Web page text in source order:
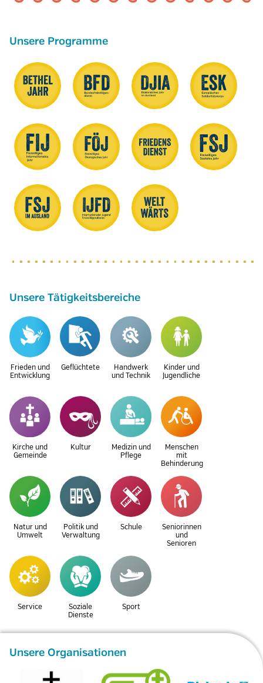
Unsere Programme
Unsere Tätigkeitsbereiche
Frieden und
Entwicklung
Geflüchtete
Handwerk
und Technik
Kinder und
Jugendliche
Kirche und
Gemeinde
Kultur
Medizin und
Pflege
Menschen
mit
Behinderung
Natur und
Umwelt
Politik und
Verwaltung
Schule
Seniorinnen
und
Senioren
Service
Soziale
Dienste
Sport
Unsere Organisationen